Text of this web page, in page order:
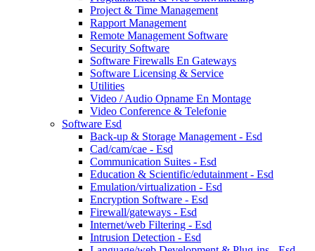
Project & Time Management
Rapport Management
Remote Management Software
Security Software
Software Firewalls En Gateways
Software Licensing & Service
Utilities
Video / Audio Opname En Montage
Video Conference & Telefonie
Software Esd
Back-up & Storage Management - Esd
Cad/cam/cae - Esd
Communication Suites - Esd
Education & Scientific/edutainment - Esd
Emulation/virtualization - Esd
Encryption Software - Esd
Firewall/gateways - Esd
Internet/web Filtering - Esd
Intrusion Detection - Esd